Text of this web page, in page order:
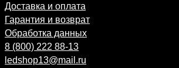
Доставка и оплата
Гарантия и возврат
Обработка данных
8 (800) 222 88-13
ledshop13@mail.ru